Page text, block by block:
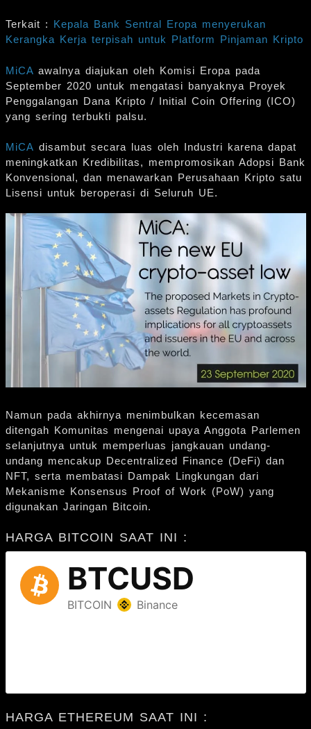
Terkait : Kepala Bank Sentral Eropa menyerukan
Kerangka Kerja terpisah untuk Platform Pinjaman Kripto
MiCA awalnya diajukan oleh Komisi Eropa pada
September 2020 untuk mengatasi banyaknya Proyek
Penggalangan Dana Kripto / Initial Coin Offering (ICO)
yang sering terbukti palsu.
MiCA disambut secara luas oleh Industri karena dapat
meningkatkan Kredibilitas, mempromosikan Adopsi Bank
Konvensional, dan menawarkan Perusahaan Kripto satu
Lisensi untuk beroperasi di Seluruh UE.
Namun pada akhirnya menimbulkan kecemasan
ditengah Komunitas mengenai upaya Anggota Parlemen
selanjutnya untuk memperluas jangkauan undang-
undang mencakup Decentralized Finance (DeFi) dan
NFT, serta membatasi Dampak Lingkungan dari
Mekanisme Konsensus Proof of Work (PoW) yang
digunakan Jaringan Bitcoin.
HARGA BITCOIN SAAT INI :
HARGA ETHEREUM SAAT INI :